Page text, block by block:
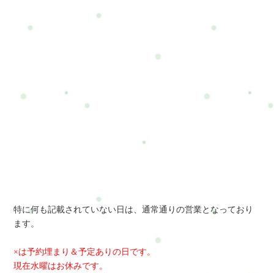
特に何も記載されていない日は、通常通りの営業となっており
ます。
×は予約埋まり＆予定ありの日です。
現在水曜はお休みです。